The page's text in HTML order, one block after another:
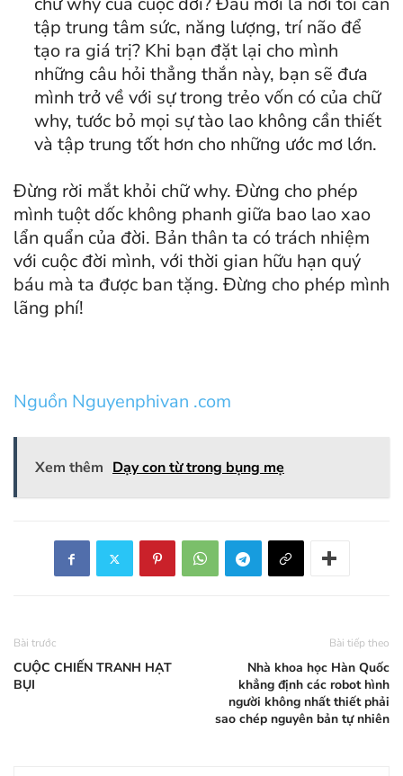
tập trung tâm sức, năng lượng, trí não để
tạo ra giá trị? Khi bạn đặt lại cho mình
những câu hỏi thẳng thắn này, bạn sẽ đưa
mình trở về với sự trong trẻo vốn có của chữ
why, tước bỏ mọi sự tào lao không cần thiết
và tập trung tốt hơn cho những ước mơ lớn.
Đừng rời mắt khỏi chữ why. Đừng cho phép
mình tuột dốc không phanh giữa bao lao xao
lẩn quẩn của đời. Bản thân ta có trách nhiệm
với cuộc đời mình, với thời gian hữu hạn quý
báu mà ta được ban tặng. Đừng cho phép mình
lãng phí!
Nguồn Nguyenphivan .com
Xem thêm Dạy con từ trong bụng mẹ
Bài trước
CUỘC CHIẾN TRANH HẠT
BỤI
Bài tiếp theo
Nhà khoa học Hàn Quốc
khẳng định các robot hình
người không nhất thiết phải
sao chép nguyên bản tự nhiên